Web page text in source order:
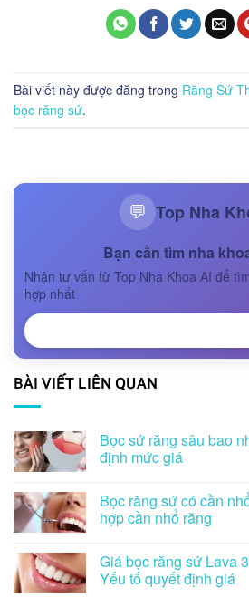
Bài viết này được đăng trong Răng Sứ
bọc răng sứ.
💬 Top Nha
Bạn cần tìm nha
Nhận tư vấn từ Top Nha Khoa AI để
hợp nhất
BÀI VIẾT LIÊN QUAN
Bọc sứ răng sâu bao
định mức giá
Bọc răng sứ có cần
hợp cần nhổ răng
Giá bọc răng sứ Lava
Yếu tố quyết định giá